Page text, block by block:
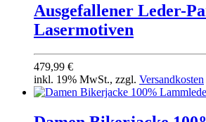
Ausgefallener Leder-
Lasermotiven
479,99 €
inkl. 19% MwSt., zzgl. Versandkosten